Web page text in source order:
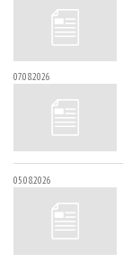
07.08.2026
05.08.2026